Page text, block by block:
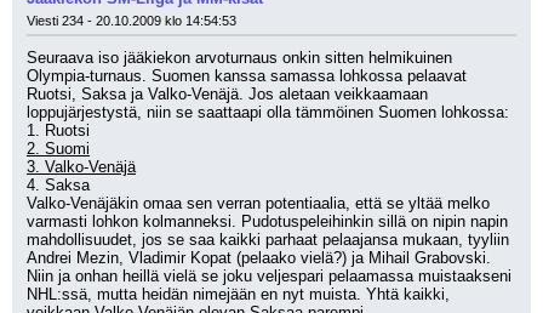
Viesti 234 - 20.10.2009 klo 14:54:53
Seuraava iso jääkiekon arvoturnaus onkin sitten helmikuinen
Olympia-turnaus. Suomen kanssa samassa lohkossa pelaavat
Ruotsi, Saksa ja Valko-Venäjä. Jos aletaan veikkaamaan
loppujärjestystä, niin se saattaapi olla tämmöinen Suomen lohkossa:
1. Ruotsi
2. Suomi
3. Valko-Venäjä
4. Saksa
Valko-Venäjäkin omaa sen verran potentiaalia, että se yltää melko
varmasti lohkon kolmanneksi. Pudotuspeleihinkin sillä on nipin napin
mahdollisuudet, jos se saa kaikki parhaat pelaajansa mukaan, tyyliin
Andrei Mezin, Vladimir Kopat (pelaako vielä?) ja Mihail Grabovski.
Niin ja onhan heillä vielä se joku veljespari pelaamassa muistaakseni
NHL:ssä, mutta heidän nimejään en nyt muista. Yhtä kaikki,